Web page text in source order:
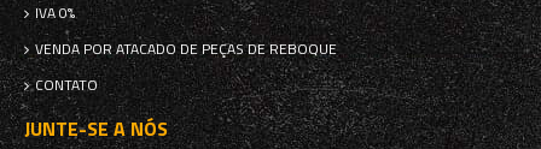
IVA 0%
VENDA POR ATACADO DE PEÇAS DE REBOQUE
CONTATO
JUNTE-SE A NÓS